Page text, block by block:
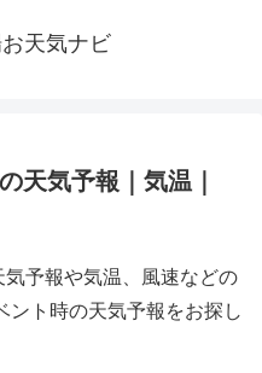
天気ナビ
天気予報｜気温｜
予報や気温、風速などの
ント時の天気予報をお探し